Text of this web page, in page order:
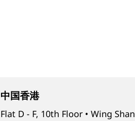
中国香港
Flat D - F, 10th Floor • Wing Shan